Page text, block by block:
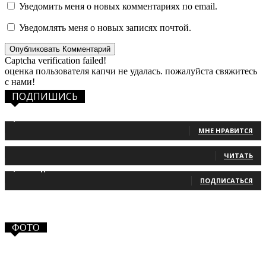
Уведомить меня о новых комментариях по email.
Уведомлять меня о новых записях почтой.
Captcha verification failed!
оценка пользователя капчи не удалась. пожалуйста свяжитесь
с нами!
ПОДПИШИСЬ
МНЕ НРАВИТСЯ
ЧИТАТЬ
ПОДПИСАТЬСЯ
ФОТО